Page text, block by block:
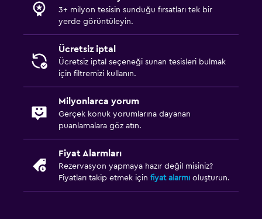
3+ milyon tesisin sunduğu fırsatları tek bir
yerde görüntüleyin.
Ücretsiz iptal
Ücretsiz iptal seçeneği sunan tesisleri bulmak
için filtremizi kullanın.
Milyonlarca yorum
Gerçek konuk yorumlarına dayanan
puanlamalara göz atın.
Fiyat Alarmları
Rezervasyon yapmaya hazır değil misiniz?
Fiyatları takip etmek için fiyat alarmı oluşturun.